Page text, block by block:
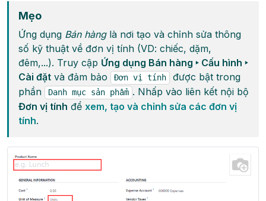
Mẹo
Ứng dụng Bán hànglà nơi tạo và chỉnh sửa thông
số kỹ thuật về đơn vị tính (VD: chiếc, dặm,
đêm,...). Truy cập Ứng dụng Bán hàng ‣ Cấu hình ‣
Cài đặt và đảm bảo Đơn vị tính
được bật trong
phần
Danh mục sản phẩm . Nhấp vào liên kết nội bộ
Đơn vị tính để xem, tạo và chỉnh sửa các đơn vị
tính.